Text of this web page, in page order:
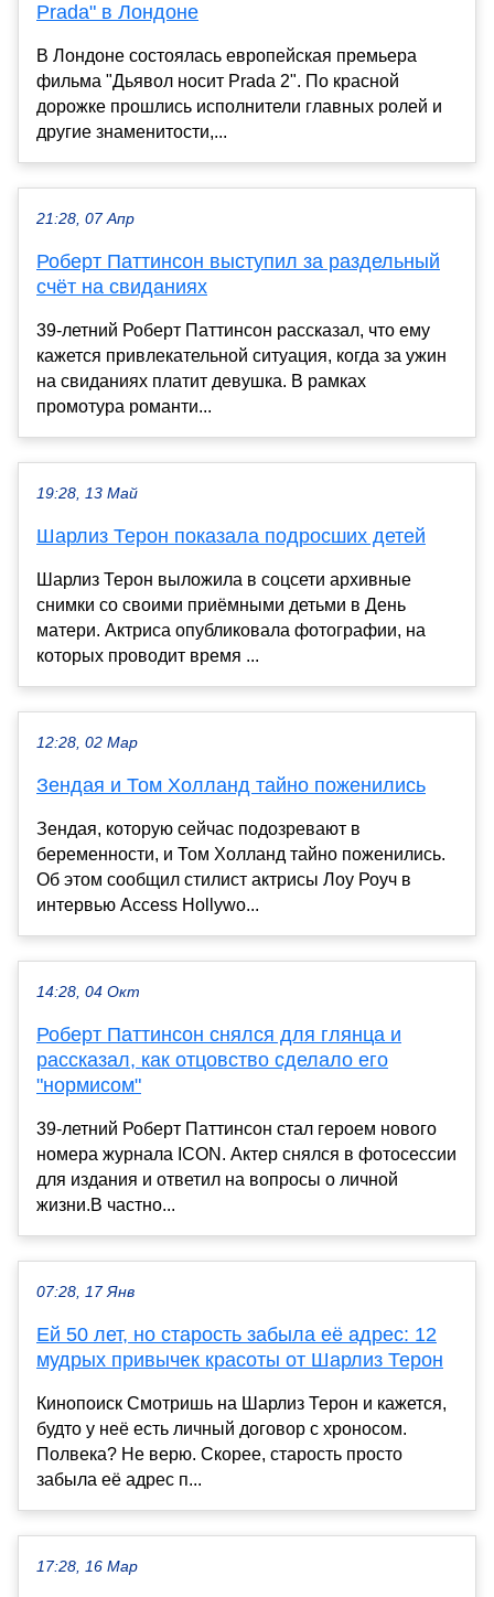
Prada" в Лондоне
В Лондоне состоялась европейская премьера
фильма "Дьявол носит Prada 2". По красной
дорожке прошлись исполнители главных ролей и
другие знаменитости,...
21:28, 07 Апр
Роберт Паттинсон выступил за раздельный
счёт на свиданиях
39-летний Роберт Паттинсон рассказал, что ему
кажется привлекательной ситуация, когда за ужин
на свиданиях платит девушка. В рамках
промотура романти...
19:28, 13 Май
Шарлиз Терон показала подросших детей
Шарлиз Терон выложила в соцсети архивные
снимки со своими приёмными детьми в День
матери. Актриса опубликовала фотографии, на
которых проводит время ...
12:28, 02 Мар
Зендая и Том Холланд тайно поженились
Зендая, которую сейчас подозревают в
беременности, и Том Холланд тайно поженились.
Об этом сообщил стилист актрисы Лоу Роуч в
интервью Access Hollywo...
14:28, 04 Окт
Роберт Паттинсон снялся для глянца и
рассказал, как отцовство сделало его
"нормисом"
39-летний Роберт Паттинсон стал героем нового
номера журнала ICON. Актер снялся в фотосессии
для издания и ответил на вопросы о личной
жизни.В частно...
07:28, 17 Янв
Ей 50 лет, но старость забыла её адрес: 12
мудрых привычек красоты от Шарлиз Терон
Кинопоиск Смотришь на Шарлиз Терон и кажется,
будто у неё есть личный договор с хроносом.
Полвека? Не верю. Скорее, старость просто
забыла её адрес п...
17:28, 16 Мар